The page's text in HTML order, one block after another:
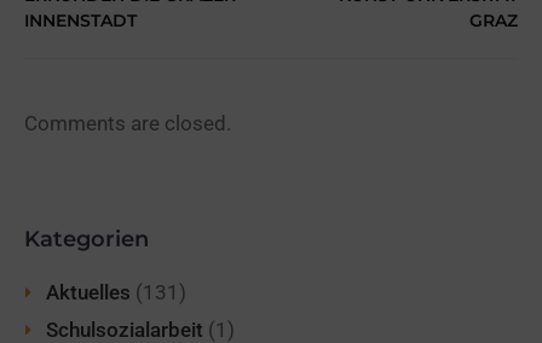
INNENSTADT
GRAZ
Comments are closed.
Kategorien
Aktuelles (131)
Schulsozialarbeit (1)